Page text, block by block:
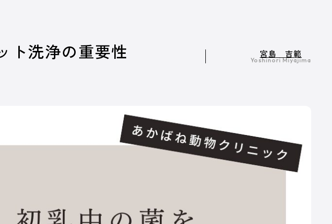
PICK UP
/ オンライン展示場
記事一覧へ
テック・
アサヒバイオ
株式会社コー
デラバル株式
弘進ゴム株式
ト洗浄の重要性 宮島 吉範
Yoshinori Miyajima